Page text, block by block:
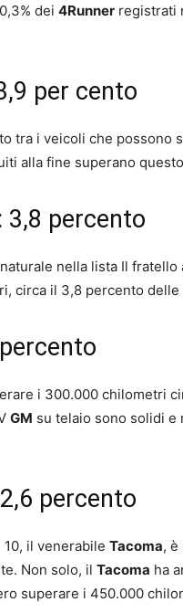
dei 4Runner registrati
per cento
tra i veicoli che possono
alla fine superano
3,8 percento
nella lista Il
circa il 3,8 percento delle
i 300.000 chilometri
GM su telaio sono solidi
percento
10, il venerabile Tacoma, è
Non solo, il Tacoma ha
superare i 450.000